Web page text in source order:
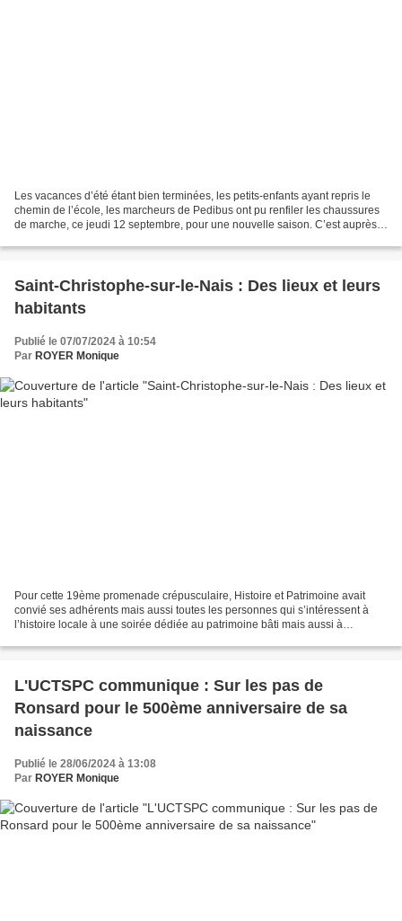
Les vacances d’été étant bien terminées, les petits-enfants ayant repris le
chemin de l’école, les marcheurs de Pedibus ont pu renfiler les chaussures
de marche, ce jeudi 12 septembre, pour une nouvelle saison. C’est auprès
Saint-Christophe-sur-le-Nais : Des lieux et leurs
habitants
Publié le 07/07/2024 à 10:54
Par ROYER Monique
Pour cette 19ème promenade crépusculaire, Histoire et Patrimoine avait
convié ses adhérents mais aussi toutes les personnes qui s’intéressent à
l’histoire locale à une soirée dédiée au patrimoine bâti mais aussi à
L'UCTSPC communique : Sur les pas de
Ronsard pour le 500ème anniversaire de sa
naissance
Publié le 28/06/2024 à 13:08
Par ROYER Monique